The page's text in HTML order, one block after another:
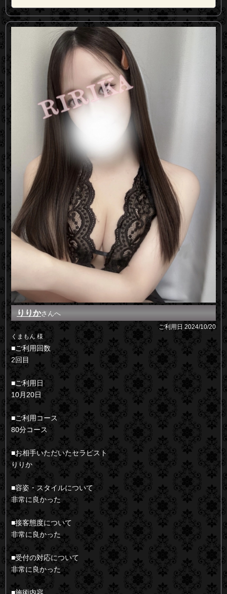
りりかさんへ
ご利用日2024/10/20
くまもん 様
■ご利用回数
2回目
■ご利用日
10月20日
■ご利用コース
80分コース
■お相手いただいたセラピスト
りりか
■容姿・スタイルについて
非常に良かった
■接客態度について
非常に良かった
■受付の対応について
非常に良かった